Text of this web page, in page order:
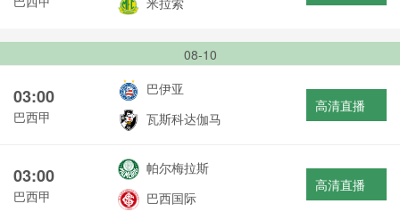
08-10
03:00
巴西甲
巴伊亚
瓦斯科达伽马
高清直播
03:00
巴西甲
帕尔梅拉斯
巴西国际
高清直播